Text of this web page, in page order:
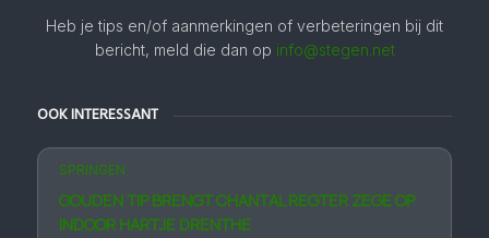
Heb je tips en/of aanmerkingen of verbeteringen bij dit
bericht, meld die dan op info@stegen.net
OOK INTERESSANT
SPRINGEN
GOUDEN TIP BRENGT CHANTAL REGTER ZEGE OP
INDOOR HARTJE DRENTHE